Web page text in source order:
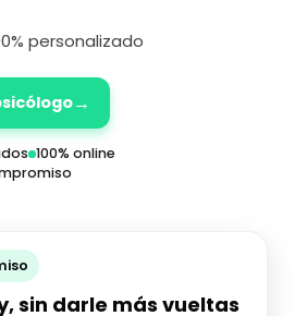
personalizado
→
100% online
sin darle más vueltas